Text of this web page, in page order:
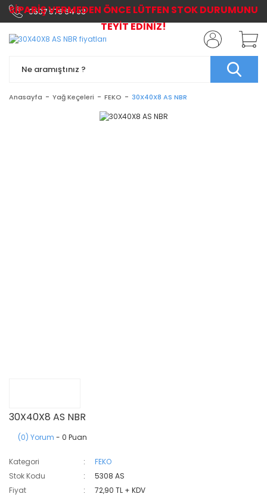
0507 576 64 03
Anasayfa Yağ Keçeleri FEKO 30X40X8 AS NBR
30X40X8 AS NBR
(0) Yorum - 0 Puan
Kategori
FEKO
Stok Kodu
5308 AS
Fiyat
72,90 TL + KDV
SİPARİŞ VERMEDEN ÖNCE LÜTFEN STOK DURUMUNU
TEYİT EDİNİZ!